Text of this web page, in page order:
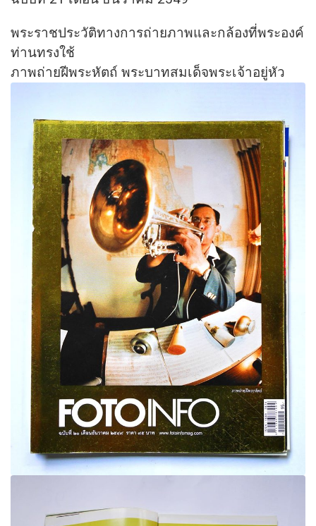
พระราชประวัติทางการถ่ายภาพและกล้องที่พระองค์
ท่านทรงใช้
ภาพถ่ายฝีพระหัตถ์ พระบาทสมเด็จพระเจ้าอยู่หัว